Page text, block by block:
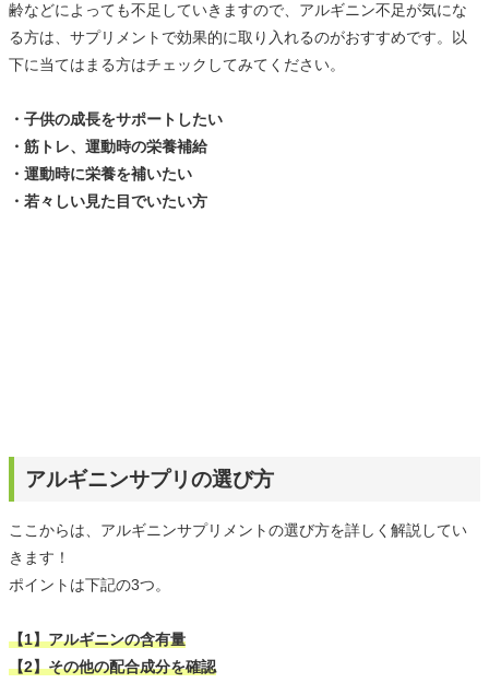
齢などによっても不足していきますので、アルギニン不足が気にな
る方は、サプリメントで効果的に取り入れるのがおすすめです。以
下に当てはまる方はチェックしてみてください。
・子供の成長をサポートしたい
・筋トレ、運動時の栄養補給
・運動時に栄養を補いたい
・若々しい見た目でいたい方
アルギニンサプリの選び方
ここからは、アルギニンサプリメントの選び方を詳しく解説してい
きます！
ポイントは下記の3つ。
【1】アルギニンの含有量
【2】その他の配合成分を確認